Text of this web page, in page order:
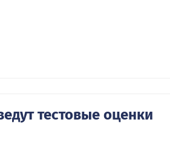
тестовые оценки